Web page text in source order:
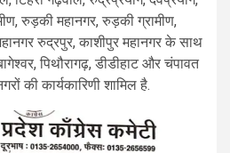
रुड़की महानगर, रुड़की ग्रामीण,
रुद्रपुर, काशीपुर महानगर के साथ
पिथौरागढ़, डीडीहाट और चंपावत
की कार्यकारिणी शामिल है.